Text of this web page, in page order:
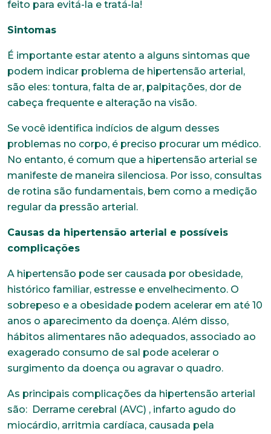
feito para evitá-la e tratá-la!
Sintomas
É importante estar atento a alguns sintomas que
podem indicar problema de hipertensão arterial,
são eles: tontura, falta de ar, palpitações, dor de
cabeça frequente e alteração na visão.
Se você identifica indícios de algum desses
problemas no corpo, é preciso procurar um médico.
No entanto, é comum que a hipertensão arterial se
manifeste de maneira silenciosa. Por isso, consultas
de rotina são fundamentais, bem como a medição
regular da pressão arterial.
Causas da hipertensão arterial e possíveis
complicações
A hipertensão pode ser causada por obesidade,
histórico familiar, estresse e envelhecimento. O
sobrepeso e a obesidade podem acelerar em até 10
anos o aparecimento da doença. Além disso,
hábitos alimentares não adequados, associado ao
exagerado consumo de sal pode acelerar o
surgimento da doença ou agravar o quadro.
As principais complicações da hipertensão arterial
são: Derrame cerebral (AVC) , infarto agudo do
miocárdio, arritmia cardíaca, causada pela